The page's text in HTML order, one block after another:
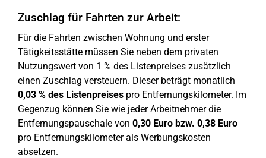
Zuschlag für Fahrten zur Arbeit:
Für die Fahrten zwischen Wohnung und erster
Tätigkeitsstätte müssen Sie neben dem privaten
Nutzungswert von 1 % des Listenpreises zusätzlich
einen Zuschlag versteuern. Dieser beträgt monatlich
0,03 % des Listenpreises pro Entfernungskilometer. Im
Gegenzug können Sie wie jeder Arbeitnehmer die
Entfernungspauschale von 0,30 Euro bzw. 0,38 Euro
pro Entfernungskilometer als Werbungskosten
absetzen.